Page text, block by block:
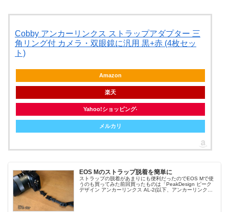
Cobby アンカーリンクス ストラップアダプター 三
角リング付 カメラ・双眼鏡に汎用 黒+赤 (4枚セッ
ト)
Amazon
楽天
Yahoo!ショッピング
メルカリ
EOS Mのストラップ脱着を簡単に
ストラップの脱着があまりにも便利だったのでEOS Mで使
うのも買ってみた前回買ったものは「PeakDesign ピーク
デザイン アンカーリンクス AL-2(以下、アンカーリンク